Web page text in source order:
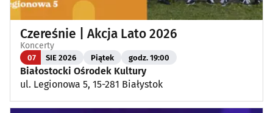
Czereśnie | Akcja Lato 2026
Koncerty
07 SIE 2026 Piątek godz. 19:00
Białostocki Ośrodek Kultury
ul. Legionowa 5, 15-281 Białystok